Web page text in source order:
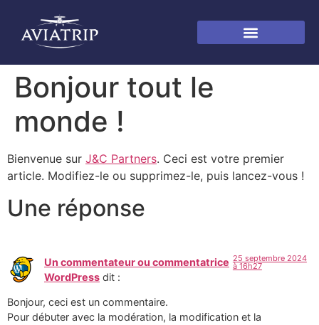
Bonjour tout le
monde !
Bienvenue sur J&C Partners. Ceci est votre premier
article. Modifiez-le ou supprimez-le, puis lancez-vous !
Une réponse
Un commentateur ou commentatrice
WordPress dit :
25 septembre 2024
à 16h27
Bonjour, ceci est un commentaire.
Pour débuter avec la modération, la modification et la